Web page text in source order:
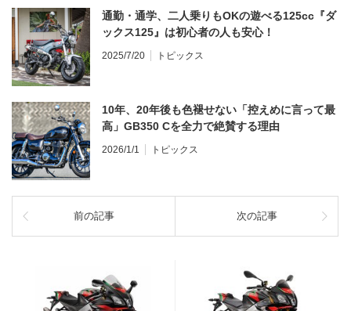
通勤・通学、二人乗りもOKの遊べる125cc『ダ
ックス125』は初心者の人も安心！
2025/7/20 トピックス
10年、20年後も色褪せない「控えめに言って最
高」GB350 Cを全力で絶賛する理由
2026/1/1 トピックス
前の記事 次の記事